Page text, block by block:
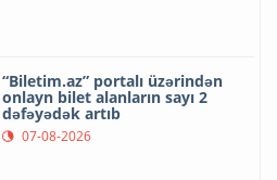
“Biletim.az” portalı üzərindən
onlayn bilet alanların sayı 2
dəfəyədək artıb
07-08-2026